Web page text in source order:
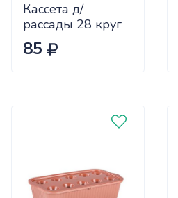
Кассета д/
рассады 28 круг
(52*31*6см)
(Агроком) х70
85